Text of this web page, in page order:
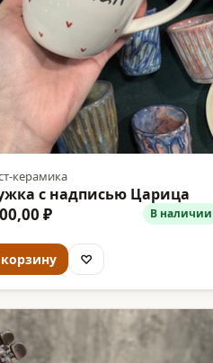
керамика
с надписью Царица
₽ В наличии
♡